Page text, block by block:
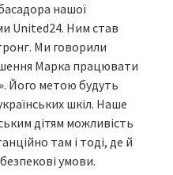
нашої
United24. Ним став
Ми говорили
Марка працювати
Його метою будуть
шкіл. Наше
дітям можливість
там і тоді, де й
умови.